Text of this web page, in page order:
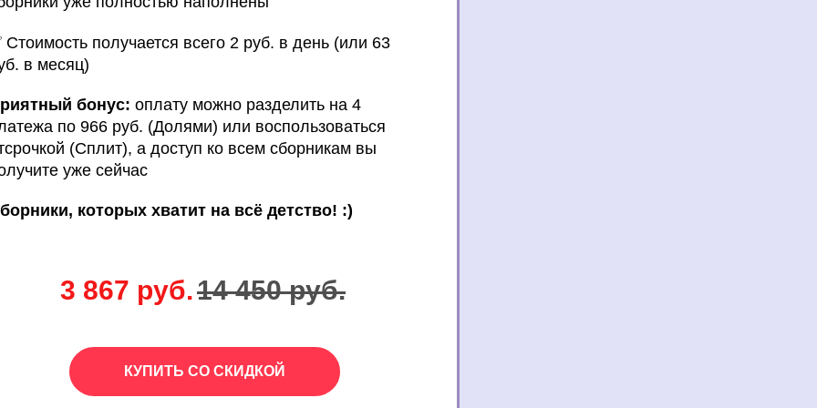
Стоимость получается всего 2 руб. в день (или 63
в месяц)
бонус: оплату можно разделить на 4
по 966 руб. (Долями) или воспользоваться
(Сплит), а доступ ко всем сборникам вы
уже сейчас
которых хватит на всё детство! :)
3 867 руб.14 450 руб.
КУПИТЬ СО СКИДКОЙ